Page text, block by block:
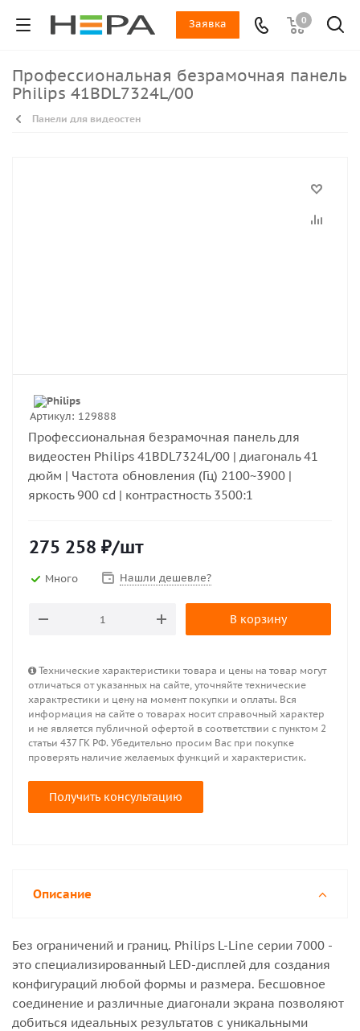
0
Заявка
Профессиональная безрамочная панель
Philips 41BDL7324L/00
Панели для видеостен
Артикул: 129888
Профессиональная безрамочная панель для
видеостен Philips 41BDL7324L/00 | диагональ 41
дюйм | Частота обновления (Гц) 2100~3900 |
яркость 900 cd | контрастность 3500:1
275 258 ₽/шт
Много Нашли дешевле?
В корзину
Технические характеристики товара и цены на товар могут
отличаться от указанных на сайте, уточняйте технические
характрестики и цену на момент покупки и оплаты. Вся
информация на сайте о товарах носит справочный характер
и не является публичной офертой в соответствии с пунктом 2
статьи 437 ГК РФ. Убедительно просим Вас при покупке
проверять наличие желаемых функций и характеристик.
Получить консультацию
Описание
Без ограничений и границ. Philips L-Line серии 7000 -
это специализированный LED-дисплей для создания
конфигураций любой формы и размера. Бесшовное
соединение и различные диагонали экрана позволяют
добиться идеальных результатов с уникальными